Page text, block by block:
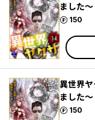
ました～
150
ポイント
異世界
ました～
150
ポイント